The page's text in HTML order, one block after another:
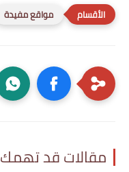
مواقع مفيدة
مقالات قد تهمك